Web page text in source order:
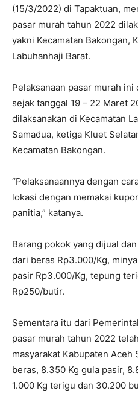
(15/3/2022) di Tapaktuan,
pasar murah tahun 2022
yakni Kecamatan Bakongan,
Labuhanhaji Barat.
Pelaksanaan pasar murah
sejak tanggal 19 – 22 Maret
dilaksanakan di Kecamatan
Samadua, ketiga Kluet
Kecamatan Bakongan.
“Pelaksanaannya dengan
lokasi dengan memakai
panitia,” katanya.
Barang pokok yang dijual
dari beras Rp3.000/Kg,
pasir Rp3.000/Kg, tepung
Rp250/butir.
Sementara itu dari
pasar murah tahun 2022
masyarakat Kabupaten Aceh
beras, 8.350 Kg gula pasir,
1.000 Kg terigu dan 30.200